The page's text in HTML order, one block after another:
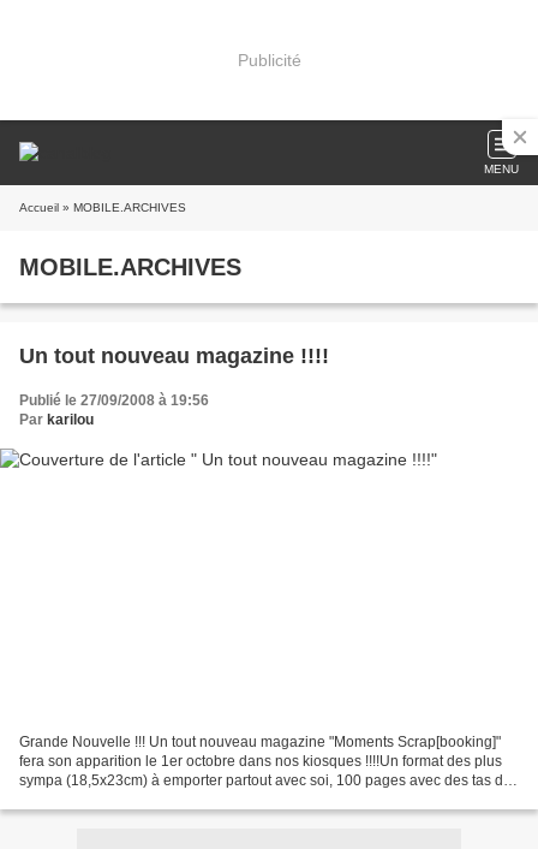
Publicité
MENU
Accueil » MOBILE.ARCHIVES
MOBILE.ARCHIVES
Un tout nouveau magazine !!!!
Publié le 27/09/2008 à 19:56
Par karilou
Grande Nouvelle !!! Un tout nouveau magazine "Moments Scrap[booking]"
fera son apparition le 1er octobre dans nos kiosques !!!!Un format des plus
sympa (18,5x23cm) à emporter partout avec soi, 100 pages avec des tas de